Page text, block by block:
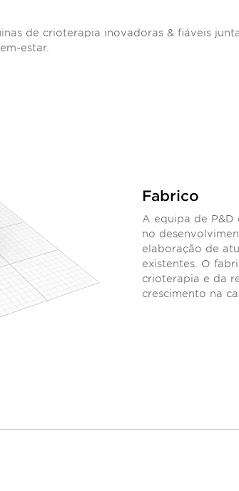
de crioterapia inovadoras & fiáveis
estar.
Fabrico
A equipa de P&D
no
elaboração de
existentes. O
crioterapia e da
crescimento na